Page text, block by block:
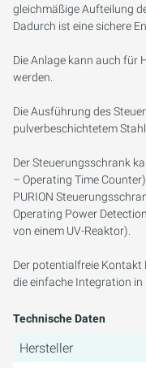
gleichmäßige Aufteilung
Dadurch ist eine sichere
Die Anlage kann auch für
werden.
Die Ausführung des
pulverbeschichtetem Stahl.
Der Steuerungsschrank
– Operating Time
PURION
Operating Power
von einem UV-Reaktor).
Der potentialfreie Kontakt
die einfache Integration in
Technische Daten
Hersteller